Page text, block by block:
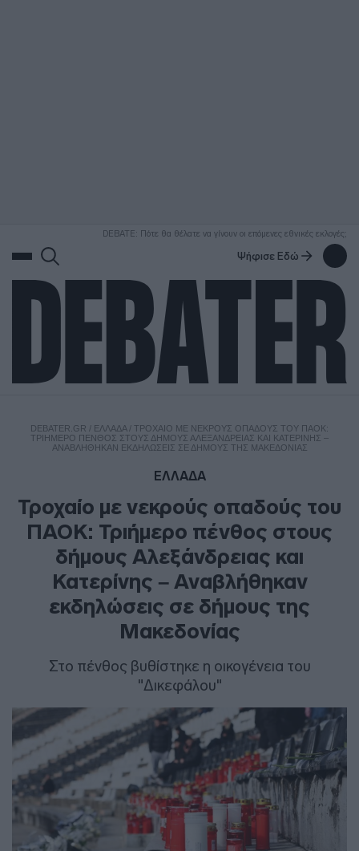
DEBATE: Πότε θα θέλατε να γίνουν οι επόμενες εθνικές εκλογές;
Ψήφισε Εδώ
DEBATER.GR / ΕΛΛΑΔΑ/ ΤΡΟΧΑΊΟ ΜΕ ΝΕΚΡΟΎΣ ΟΠΑΔΟΎΣ ΤΟΥ ΠΑΟΚ:
ΤΡΙΉΜΕΡΟ ΠΈΝΘΟΣ ΣΤΟΥΣ ΔΉΜΟΥΣ ΑΛΕΞΆΝΔΡΕΙΑΣ ΚΑΙ ΚΑΤΕΡΊΝΗΣ –
ΑΝΑΒΛΉΘΗΚΑΝ ΕΚΔΗΛΏΣΕΙΣ ΣΕ ΔΉΜΟΥΣ ΤΗΣ ΜΑΚΕΔΟΝΊΑΣ
ΕΛΛΑΔΑ
Τροχαίο με νεκρούς οπαδούς του
ΠΑΟΚ: Τριήμερο πένθος στους
δήμους Αλεξάνδρειας και
Κατερίνης – Αναβλήθηκαν
εκδηλώσεις σε δήμους της
Μακεδονίας
Στο πένθος βυθίστηκε η οικογένεια του
"Δικεφάλου"